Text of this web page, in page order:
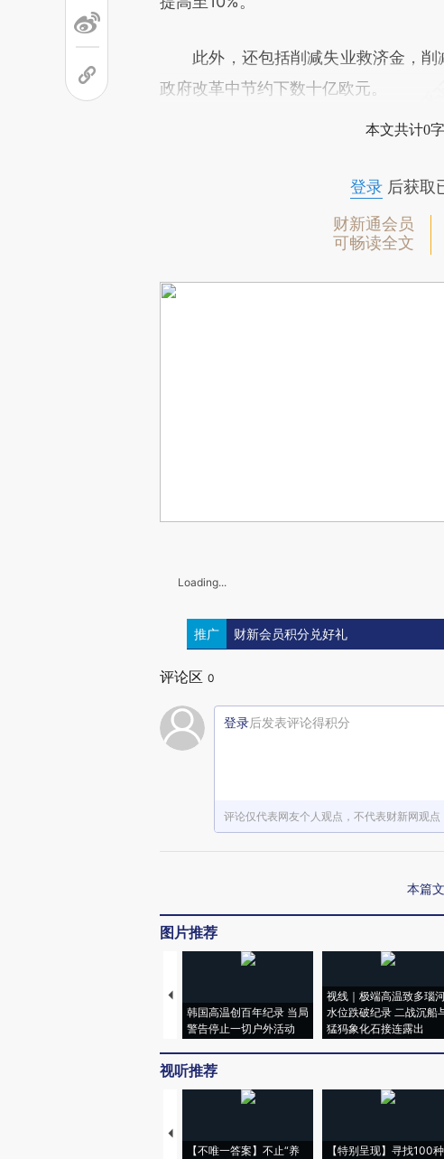
此外，还包括削减失业救济金，削
政府改革中节约下数十亿欧元。
本文共计0
登录后获取
财新通会员
可畅读全文
Loading...
推广 财新会员积分兑好礼
评论区 0
登录后发表评论得积分
评论仅代表网友个人观点，不代表财新网观点
本篇
图片推荐
韩国高温创百年纪录 当局
警告停止一切户外活动
视线｜极端高温致多瑙
水位跌破纪录 二战沉船
猛犸象化石接连露出
视听推荐
【不唯一答案】不止“养
【特别呈现】寻找100种